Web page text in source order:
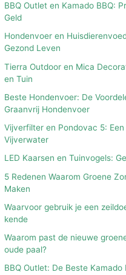
BBQ Outlet en Kamado BBQ:
Geld
Hondenvoer en
Gezond Leven
Tierra Outdoor en Mica
en Tuin
Beste Hondenvoer: De
Graanvrij Hondenvoer
Vijverfilter en Pondovac 5:
Vijverwater
LED Kaarsen en Tuinvogels:
5 Redenen Waarom Groene
Maken
Waarvoor gebruik je een
kende
Waarom past de nieuwe
oude paal?
BBQ Outlet: De Beste Kamado